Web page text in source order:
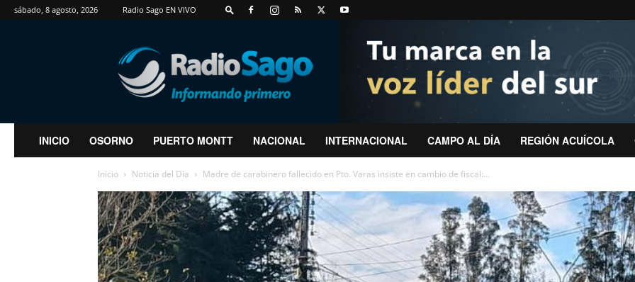
sábado, 8 agosto, 2026 Radio Sago EN VIVO
RadioSago
INICIO OSORNO PUERTO MONTT NACIONAL INTERNACIONAL CAMPO AL DÍA REGIÓN ACUÍCOLA
Inicio Noticia del Día Madre de carabinero fallecido en Pto. Varas insiste en cambio de fiscal:...